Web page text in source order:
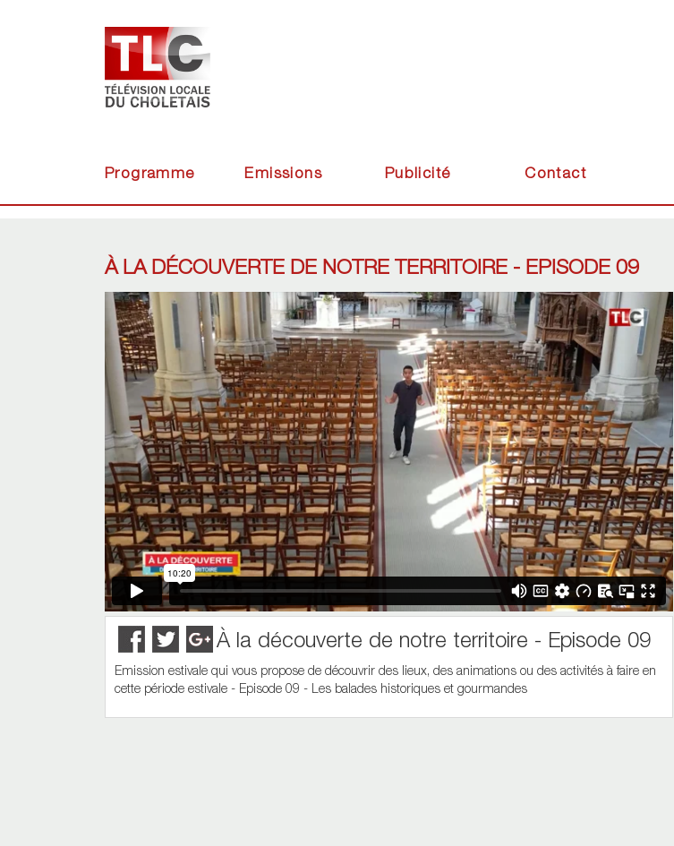
Programme Emissions Publicité Contact
À LA DÉCOUVERTE DE NOTRE TERRITOIRE - EPISODE 09
À la découverte de notre territoire - Episode 09
Emission estivale qui vous propose de découvrir des lieux, des animations ou des activités à faire en
cette période estivale - Episode 09 - Les balades historiques et gourmandes